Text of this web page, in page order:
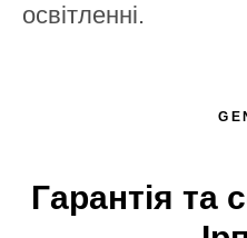
освітленні.
Гарантія та